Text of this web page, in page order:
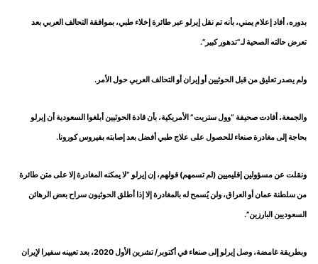
بدوره، أفاد إعلام يمني، بأنه تم نقل إيرلو عبر طائرة إخلاء طبي، بموافقة التحالف العربي بعد
تعرض حالته الصحية لـ”تدهور كبير”.
ولم يصدر تعليق من قبل الحوثيين أو إيران أو التحالف العربي حول الأمر.
والجمعة، أفادت صحيفة “وول ستريت” الأمريكية، بأن قادة الحوثيين أبلغوا السعودية أن إيرلو
بحاجة إلى مغادرة صنعاء للحصول على علاج طبي أفضل بعد إصابته بفيروس كورونا.
ونقلت عن مسؤولين إقليميين (لم تسمهم) قولهم، إن إيرلو “لا يمكنه المغادرة إلا على متن طائرة
من سلطنة عمان أو العراق، ولن يُسمح له بالمغادرة إلا إذا أطلق الحوثيون سراح بعض الرهائن
السعوديين البارزين”.
وبطريقة غامضة، وصل إيرلو إلى صنعاء في أكتوبر/ تشرين الأول 2020، بعد تعيينه سفيرا لإيران